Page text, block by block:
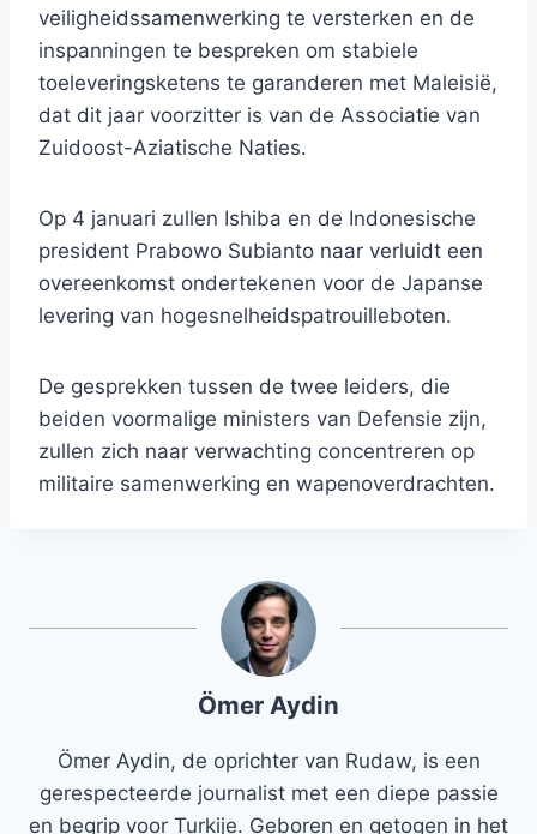
veiligheidssamenwerking te versterken en de
inspanningen te bespreken om stabiele
toeleveringsketens te garanderen met Maleisië,
dat dit jaar voorzitter is van de Associatie van
Zuidoost-Aziatische Naties.
Op 4 januari zullen Ishiba en de Indonesische
president Prabowo Subianto naar verluidt een
overeenkomst ondertekenen voor de Japanse
levering van hogesnelheidspatrouilleboten.
De gesprekken tussen de twee leiders, die
beiden voormalige ministers van Defensie zijn,
zullen zich naar verwachting concentreren op
militaire samenwerking en wapenoverdrachten.
Ömer Aydin
Ömer Aydin, de oprichter van Rudaw, is een
gerespecteerde journalist met een diepe passie
en begrip voor Turkije. Geboren en getogen in het